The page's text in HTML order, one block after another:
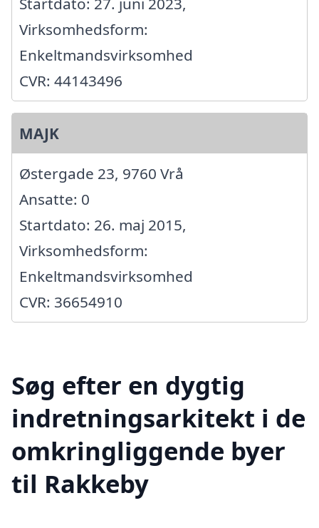
Virksomhedsform:
Enkeltmandsvirksomhed
CVR: 44143496
MAJK
Østergade 23, 9760 Vrå
Ansatte: 0
Startdato: 26. maj 2015,
Virksomhedsform:
Enkeltmandsvirksomhed
CVR: 36654910
Søg efter en dygtig
indretningsarkitekt i de
omkringliggende byer
til Rakkeby